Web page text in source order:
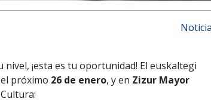
¡esta es tu oportunidad! El euskaltegi
próximo 26 de enero, y en Zizur Mayor